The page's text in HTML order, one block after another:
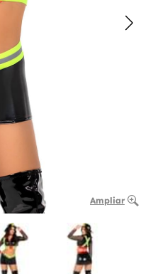
Ampliar